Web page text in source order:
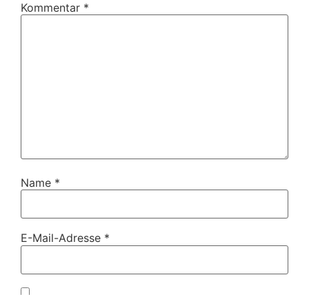
Kommentar *
Name *
E-Mail-Adresse *